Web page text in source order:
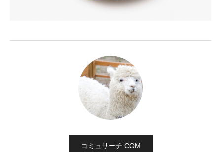
コミュサーチ.COM